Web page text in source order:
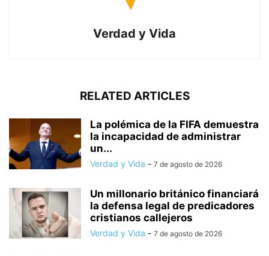
Verdad y Vida
RELATED ARTICLES
La polémica de la FIFA demuestra
la incapacidad de administrar
un...
Verdad y Vida - 7 de agosto de 2026
Un millonario británico financiará
la defensa legal de predicadores
cristianos callejeros
Verdad y Vida - 7 de agosto de 2026